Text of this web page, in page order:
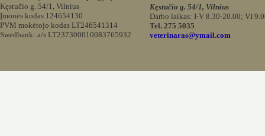
Kęstučio g. 54/1, Vilnius
Įmonės kodas 124654130
PVM mokėtojo kodas LT246541314
Swedbank: a/s LT237300010083765932
Kęstučio g. 54/1, Vilnius
Darbo laikas: I-V 8.30-20.00; VI
Tel. 275 5035
veterinaras@ymail.com